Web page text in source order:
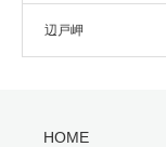
辺戸岬
HOME